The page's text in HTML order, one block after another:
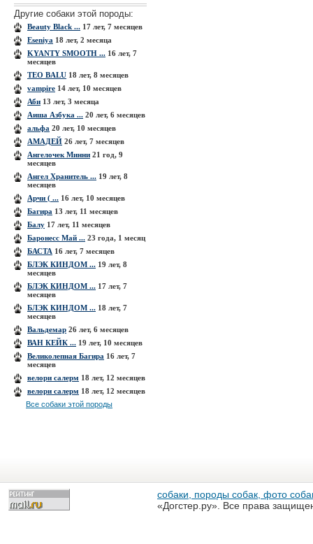
Другие собаки этой породы:
Beauty Black ... 17 лет, 7 месяцев
Eseniya 18 лет, 2 месяца
KYANTY SMOOTH ... 16 лет, 7
месяцев
TEO BALU 18 лет, 8 месяцев
vampire 14 лет, 10 месяцев
Аби 13 лет, 3 месяца
Аиша Азбука ... 20 лет, 6 месяцев
альфа 20 лет, 10 месяцев
АМАДЕЙ 26 лет, 7 месяцев
Ангелочек Минни 21 год, 9
месяцев
Ангел Хранитель ... 19 лет, 8
месяцев
Арчи ( ... 16 лет, 10 месяцев
Багира 13 лет, 11 месяцев
Балу 17 лет, 11 месяцев
Баронесс Май ... 23 года, 1 месяц
БАСТА 16 лет, 7 месяцев
БЛЭК КИНДОМ ... 19 лет, 8
месяцев
БЛЭК КИНДОМ ... 17 лет, 7
месяцев
БЛЭК КИНДОМ ... 18 лет, 7
месяцев
Вальдемар 26 лет, 6 месяцев
ВАН КЕЙК ... 19 лет, 10 месяцев
Великолепная Багира 16 лет, 7
месяцев
велори салерм 18 лет, 12 месяцев
велори салерм 18 лет, 12 месяцев
Все собаки этой породы
собаки, породы собак, фото
«Догстер.ру». Все права